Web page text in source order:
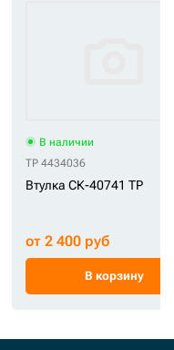
В наличии
TP 4434036
Втулка СК-40741 TP
от 2 400 руб
В корзину